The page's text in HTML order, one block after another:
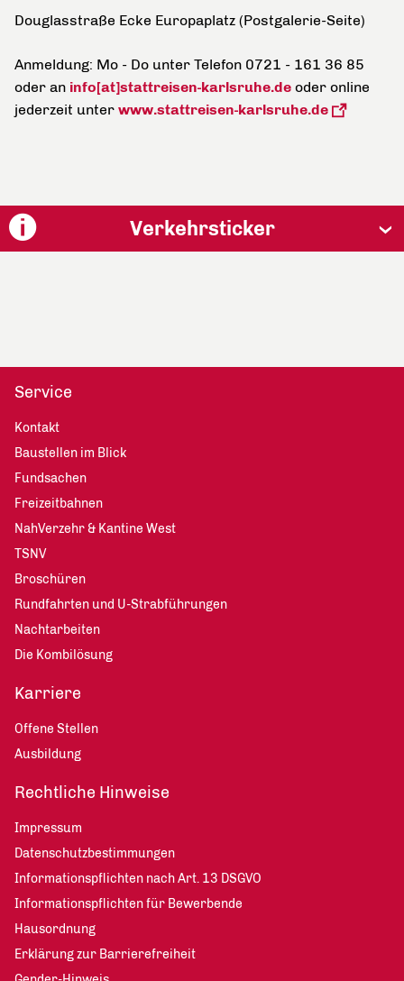
Douglasstraße Ecke Europaplatz (Postgalerie-Seite)
Anmeldung: Mo - Do unter Telefon 0721 - 161 36 85
oder an info[at]stattreisen-karlsruhe.de oder online
jederzeit unter www.stattreisen-karlsruhe.de
Verkehrsticker
Service
Kontakt
Baustellen im Blick
Fundsachen
Freizeitbahnen
NahVerzehr & Kantine West
TSNV
Broschüren
Rundfahrten und U-Strabführungen
Nachtarbeiten
Die Kombilösung
Karriere
Offene Stellen
Ausbildung
Rechtliche Hinweise
Impressum
Datenschutzbestimmungen
Informationspflichten nach Art. 13 DSGVO
Informationspflichten für Bewerbende
Hausordnung
Erklärung zur Barrierefreiheit